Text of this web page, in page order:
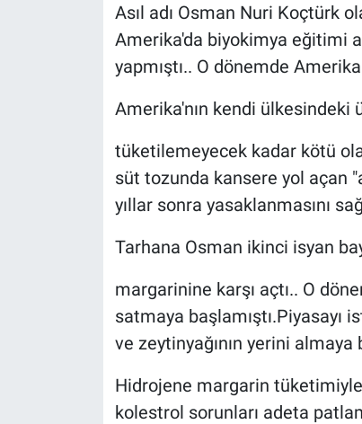
Asıl adı Osman Nuri Koçtürk
Amerika'da biyokimya eğitimi
yapmıştı.. O dönemde
Amerika'nın kendi ülkesindeki
tüketilemeyecek kadar kötü
süt tozunda kansere yol açan
yıllar sonra yasaklanmasını
Tarhana Osman ikinci isyan
margarinine karşı açtı.. O
satmaya başlamıştı.Piyasayı
ve zeytinyağının yerini almaya
Hidrojene margarin
kolestrol sorunları adeta